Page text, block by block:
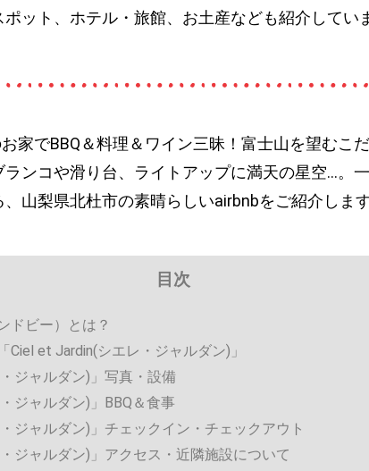
ット、ホテル・旅館、お土産なども紹介してい
家でBBQ＆料理＆ワイン三昧！富士山を望むこ
ランコや滑り台、ライトアップに満天の星空…。
山梨県北杜市の素晴らしいairbnbをご紹介します
目次
ドビー）とは？
Ciel et Jardin(シエレ・ジャルダン)」
ジャルダン)」写真・設備
ジャルダン)」BBQ＆食事
ジャルダン)」チェックイン・チェックアウト
ジャルダン)」アクセス・近隣施設について